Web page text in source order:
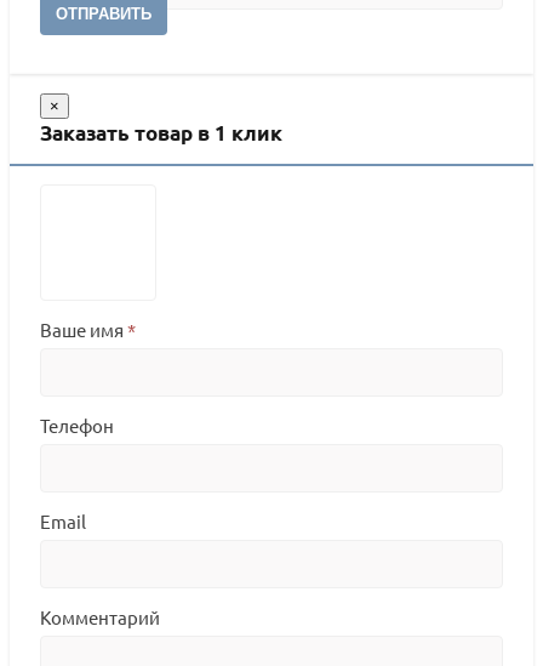
ОТПРАВИТЬ
×
Заказать товар в 1 клик
Ваше имя *
Телефон
Email
Комментарий